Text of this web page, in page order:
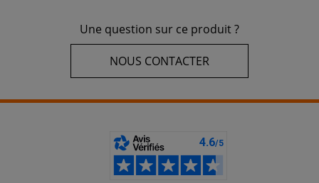
Une question sur ce produit ?
NOUS CONTACTER